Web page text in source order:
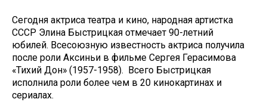
Сегодня актриса театра и кино, народная артистка
СССР Элина Быстрицкая отмечает 90-летний
юбилей. Всесоюзную известность актриса получила
после роли Аксиньи в фильме Сергея Герасимова
«Тихий Дон» (1957-1958). Всего Быстрицкая
исполнила роли более чем в 20 кинокартинах и
сериалах.